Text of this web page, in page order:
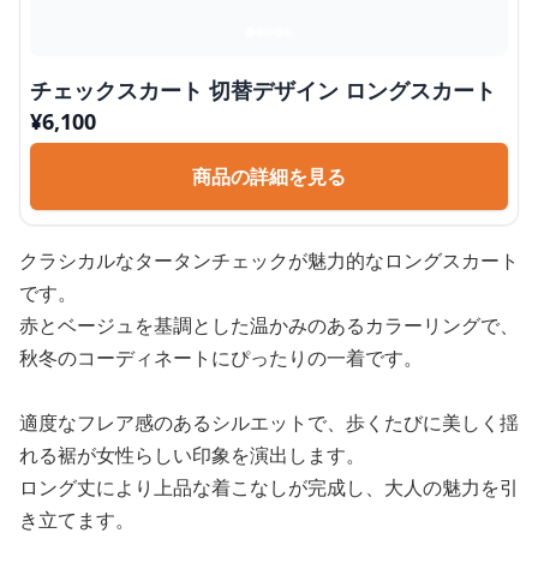
チェックスカート 切替デザイン ロングスカート
¥6,100
商品の詳細を見る
クラシカルなタータンチェックが魅力的なロングスカート
です。
赤とベージュを基調とした温かみのあるカラーリングで、
秋冬のコーディネートにぴったりの一着です。
適度なフレア感のあるシルエットで、歩くたびに美しく揺
れる裾が女性らしい印象を演出します。
ロング丈により上品な着こなしが完成し、大人の魅力を引
き立てます。